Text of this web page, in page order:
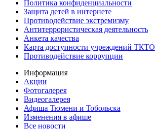
Политика конфиденциальности
Защита детей в интернете
Противодействие экстремизму
Антитеррористическая деятельность
Анкета качества
Карта доступности учреждений ТКТО
Противодействие коррупции
Информация
Акции
Фотогалерея
Видеогалерея
Афиша Тюмени и Тобольска
Изменения в афише
Все новости